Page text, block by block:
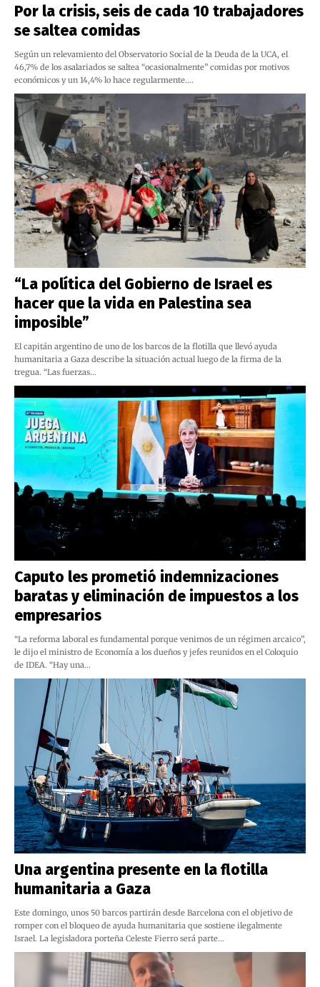
Por la crisis, seis de cada 10 trabajadores
se saltea comidas
Según un relevamiento del Observatorio Social de la Deuda de la UCA, el
46,7% de los asalariados se saltea “ocasionalmente” comidas por motivos
económicos y un 14,4% lo hace regularmente.…
“La política del Gobierno de Israel es
hacer que la vida en Palestina sea
imposible”
El capitán argentino de uno de los barcos de la flotilla que llevó ayuda
humanitaria a Gaza describe la situación actual luego de la firma de la
tregua. “Las fuerzas…
Caputo les prometió indemnizaciones
baratas y eliminación de impuestos a los
empresarios
“La reforma laboral es fundamental porque venimos de un régimen arcaico”,
le dijo el ministro de Economía a los dueños y jefes reunidos en el Coloquio
de IDEA. “Hay una…
Una argentina presente en la flotilla
humanitaria a Gaza
Este domingo, unos 50 barcos partirán desde Barcelona con el objetivo de
romper con el bloqueo de ayuda humanitaria que sostiene ilegalmente
Israel. La legisladora porteña Celeste Fierro será parte…